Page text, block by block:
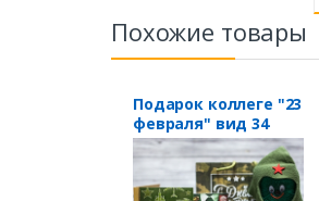
Похожие товары
Подарок коллеге "23
февраля" вид 34